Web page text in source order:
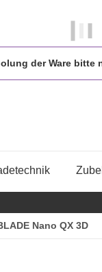
gleichen Tag
der Ware bitte
Nano QX 3D